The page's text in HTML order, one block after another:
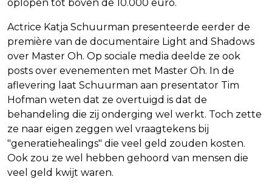
oplopen tot boven de 10.000 euro.
Actrice Katja Schuurman presenteerde eerder de
première van de documentaire Light and Shadows
over Master Oh. Op sociale media deelde ze ook
posts over evenementen met Master Oh. In de
aflevering laat Schuurman aan presentator Tim
Hofman weten dat ze overtuigd is dat de
behandeling die zij onderging wel werkt. Toch zette
ze naar eigen zeggen wel vraagtekens bij
"generatiehealings" die veel geld zouden kosten.
Ook zou ze wel hebben gehoord van mensen die
veel geld kwijt waren.